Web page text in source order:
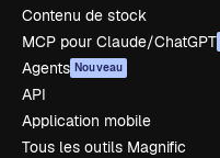
Contenu de stock
MCP pour Claude/ChatGPT
Agents Nouveau
API
Application mobile
Tous les outils Magnific